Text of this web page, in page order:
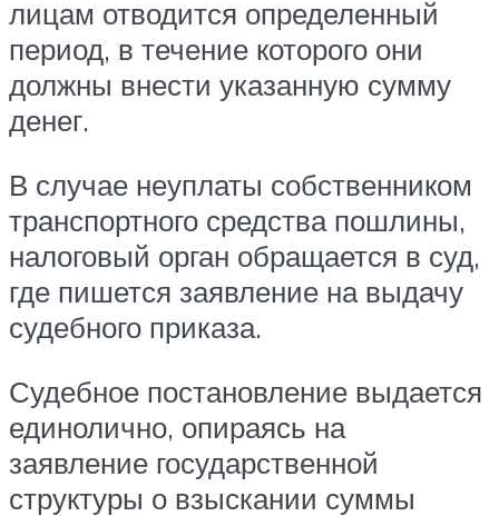
лицам отводится определенный
период, в течение которого они
должны внести указанную сумму
денег.
В случае неуплаты собственником
транспортного средства пошлины,
налоговый орган обращается в суд,
где пишется заявление на выдачу
судебного приказа.
Судебное постановление выдается
единолично, опираясь на
заявление государственной
структуры о взыскании суммы